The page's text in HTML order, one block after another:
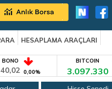
HESAPLAMA ARAÇLARI
BONO
40,02 0,00%
BITCOIN
3.097.330